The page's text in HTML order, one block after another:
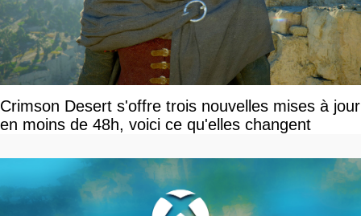
Crimson Desert s'offre trois nouvelles mises à jour
en moins de 48h, voici ce qu'elles changent